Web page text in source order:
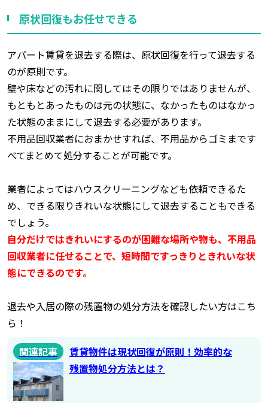
原状回復もお任せできる
アパート賃貸を退去する際は、原状回復を行って退去する
のが原則です。
壁や床などの汚れに関してはその限りではありませんが、
もともとあったものは元の状態に、なかったものはなかっ
た状態のままにして退去する必要があります。
不用品回収業者におまかせすれば、不用品からゴミまです
べてまとめて処分することが可能です。
業者によってはハウスクリーニングなども依頼できるた
め、できる限りきれいな状態にして退去することもできる
でしょう。
自分だけではきれいにするのが困難な場所や物も、不用品
回収業者に任せることで、短時間ですっきりときれいな状
態にできるのです。
退去や入居の際の残置物の処分方法を確認したい方はこち
ら！
関連記事
賃貸物件は現状回復が原則！効率的な
残置物処分方法とは？